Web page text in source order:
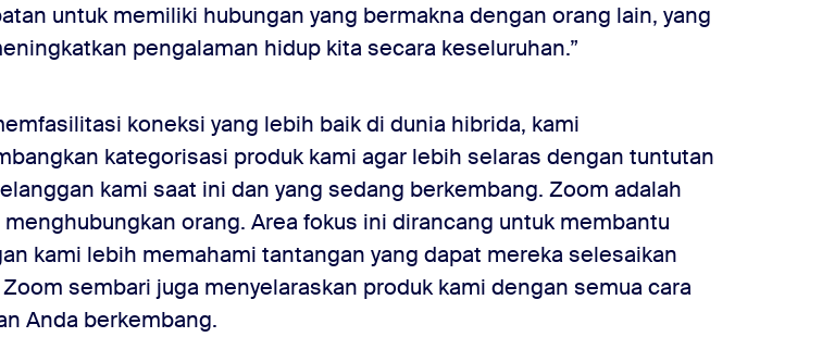
untuk memiliki hubungan yang bermakna dengan orang lain, yang
pengalaman hidup kita secara keseluruhan.”
koneksi yang lebih baik di dunia hibrida, kami
kategorisasi produk kami agar lebih selaras dengan tuntutan
kami saat ini dan yang sedang berkembang. Zoom adalah
orang. Area fokus ini dirancang untuk membantu
kami lebih memahami tantangan yang dapat mereka selesaikan
sembari juga menyelaraskan produk kami dengan semua cara
Anda berkembang.